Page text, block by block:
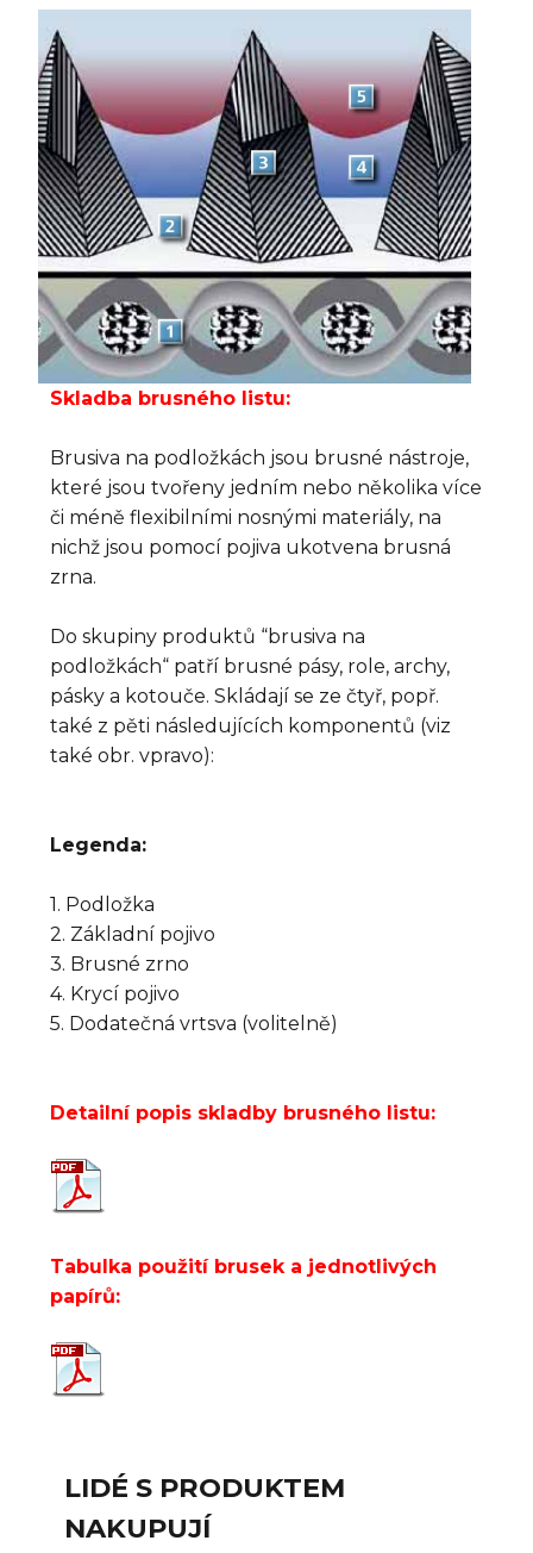
Skladba brusného listu:
Brusiva na podložkách jsou brusné nástroje,
které jsou tvořeny jedním nebo několika více
či méně flexibilními nosnými materiály, na
nichž jsou pomocí pojiva ukotvena brusná
zrna.
Do skupiny produktů “brusiva na
podložkách“ patří brusné pásy, role, archy,
pásky a kotouče. Skládají se ze čtyř, popř.
také z pěti následujících komponentů (viz
také obr. vpravo):
Legenda:
1. Podložka
2. Základní pojivo
3. Brusné zrno
4. Krycí pojivo
5. Dodatečná vrtsva (volitelně)
Detailní popis skladby brusného listu:
Tabulka použití brusek a jednotlivých
papírů:
LIDÉ S PRODUKTEM
NAKUPUJÍ